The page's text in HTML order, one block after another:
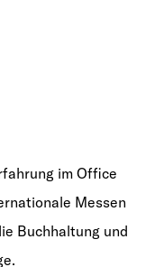
im Office
Messen
Buchhaltung und